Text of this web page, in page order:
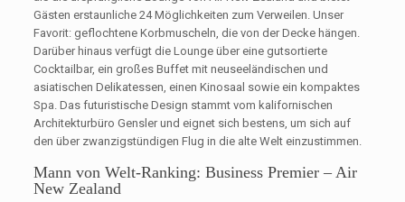
Gästen erstaunliche 24 Möglichkeiten zum Verweilen. Unser
Favorit: geflochtene Korbmuscheln, die von der Decke hängen.
Darüber hinaus verfügt die Lounge über eine gutsortierte
Cocktailbar, ein großes Buffet mit neuseeländischen und
asiatischen Delikatessen, einen Kinosaal sowie ein kompaktes
Spa. Das futuristische Design stammt vom kalifornischen
Architekturbüro Gensler und eignet sich bestens, um sich auf
den über zwanzigstündigen Flug in die alte Welt einzustimmen.
Mann von Welt-Ranking: Business Premier – Air
New Zealand